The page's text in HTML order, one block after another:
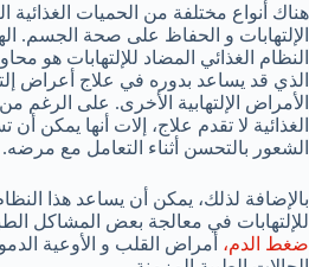
هناك أنواع مختلفة من الحميات الغذائية
الإلتهابات و الحفاظ على صحة الجسم.
النظام الغذائي المضاد للإلتهابات هو
الذي قد يساعد بدوره في علاج أعراض
الأمراض الإلتهابية الأخرى. على الرغم
الغذائية لا تقدم علاج، إلات أنها يمكن
الشعور بالتحسن أثناء التعامل مع مرضه.
بالإضافة لذلك، يمكن أن يساعد هذا
للإلتهابات في معالجة بعض المشاكل
ضغط الدم، أمراض القلب و الأوعية